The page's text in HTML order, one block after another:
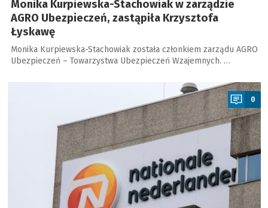
Monika Kurpiewska-Stachowiak w zarządzie
AGRO Ubezpieczeń, zastąpiła Krzysztofa
Łyskawę
Monika Kurpiewska-Stachowiak została członkiem zarządu AGRO
Ubezpieczeń – Towarzystwa Ubezpieczeń Wzajemnych. …
0